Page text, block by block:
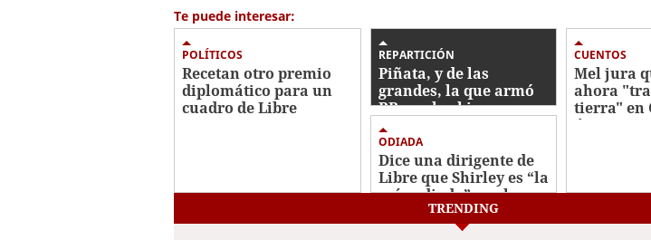
6
minutes,
38
secondsVolume
0%
Te puede interesar:
POLÍTICOS
Recetan otro premio
diplomático para un
cuadro de Libre
REPARTICIÓN
Piñata, y de las
grandes, la que armó
RR con los bienes
incautados
ODIADA
Dice una dirigente de
Libre que Shirley es “la
más odiada” por la
base refundidora en
Cortés
CUENTOS
Mel jura
ahora
tierra" en
única
TRENDING